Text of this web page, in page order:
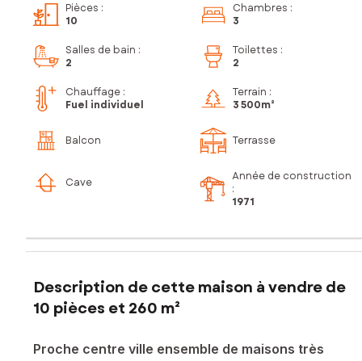
Pièces :
10
Chambres :
3
Salles de bain :
2
Toilettes :
2
Chauffage :
Fuel individuel
Terrain :
3 500m²
Balcon Terrasse
Cave
Année de construction
:
1971
Description de cette maison à vendre de
10 pièces et 260 m²
Proche centre ville ensemble de maisons très